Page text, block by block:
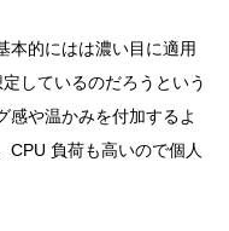
本的にはは濃い目に適用
しているのだろうという
感や温かみを付加するよ
CPU 負荷も高いので個人